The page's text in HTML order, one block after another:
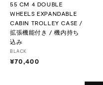
55 CM 4 DOUBLE
WHEELS EXPANDABLE
CABIN TROLLEY CASE /
拡張機能付き / 機内持ち
込み
BLACK
¥70,400